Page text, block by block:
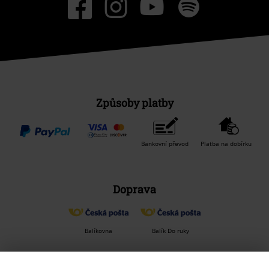
Způsoby platby
Bankovní převod Platba na dobírku
Doprava
Balíkovna Balík Do ruky